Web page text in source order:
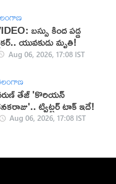
బస్సు కింద పడ్డ
యువకుడు మృతి!
Aug 06, 2026, 17:08 IST
తేజ్ 'కొరియన్
ట్విట్టర్ టాక్ ఇదే!
Aug 06, 2026, 17:08 IST